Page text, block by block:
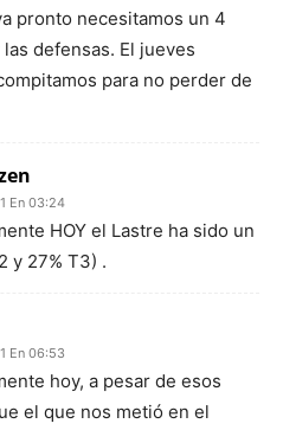
pronto necesitamos un 4
defensas. El jueves
para no perder de
En 03:24
HOY el Lastre ha sido un
y 27% T3) .
En 06:53
hoy, a pesar de esos
el que nos metió en el